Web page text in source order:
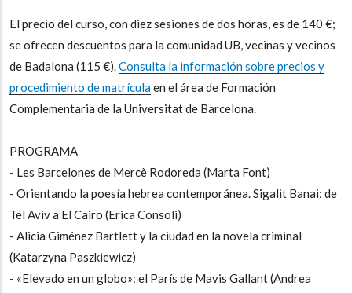
El precio del curso, con diez sesiones de dos horas, es de 140 €;
se ofrecen descuentos para la comunidad UB, vecinas y vecinos
de Badalona (115 €). Consulta la información sobre precios y
procedimiento de matrículaen el área de Formación
Complementaria de la Universitat de Barcelona.
PROGRAMA
- Les Barcelones de Mercè Rodoreda (Marta Font)
- Orientando la poesía hebrea contemporánea. Sigalit Banai: de
Tel Aviv a El Cairo (Erica Consoli)
- Alicia Giménez Bartlett y la ciudad en la novela criminal
(Katarzyna Paszkiewicz)
- «Elevado en un globo»: el París de Mavis Gallant (Andrea